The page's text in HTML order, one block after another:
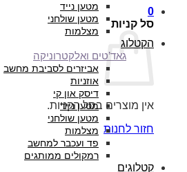
0
סל קניות
אין מוצרים בסל הקניות.
חזור לחנות
מטען נייד
מטען שולחני
מצלמות
הקטלוג
גאד’טים ואלקטרוניקה
אביזרים לסביבת מחשב
אוזניות
דיסק און קי
מטען נייד
מטען שולחני
מצלמות
פד ועכבר למחשב
רמקולים ממותגים
קטלוגים